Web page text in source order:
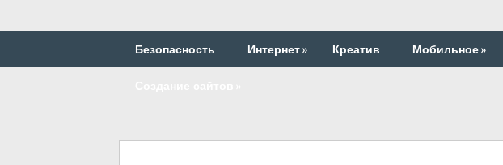
Безопасность Интернет» Креатив Мобильное»